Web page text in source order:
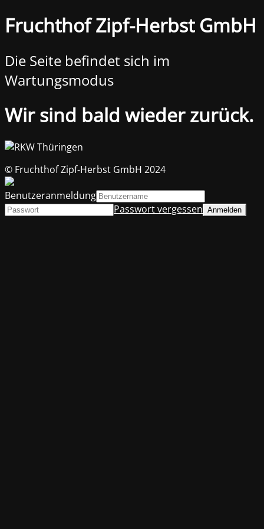
Fruchthof Zipf-Herbst GmbH
Die Seite befindet sich im
Wartungsmodus
Wir sind bald wieder zurück.
© Fruchthof Zipf-Herbst GmbH 2024
Benutzeranmeldung
Passwort vergessen